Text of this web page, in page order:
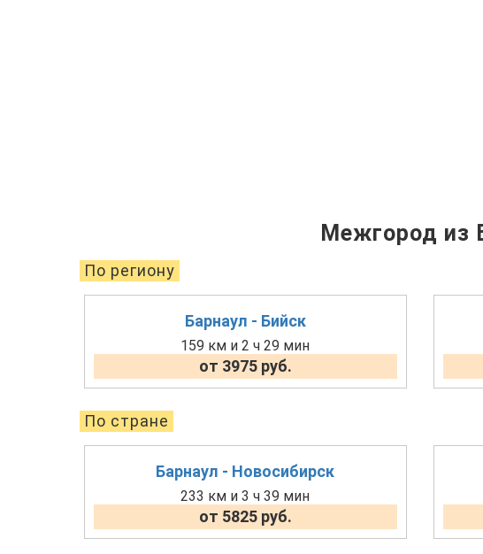
Межгород из
По региону
Барнаул - Бийск
159 км и 2 ч 29 мин
от 3975 руб.
По стране
Барнаул - Новосибирск
233 км и 3 ч 39 мин
от 5825 руб.